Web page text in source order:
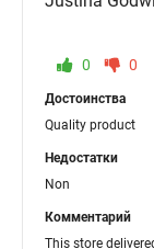
0 0
Достоинства
Quality product
Недостатки
Non
Комментарий
This store